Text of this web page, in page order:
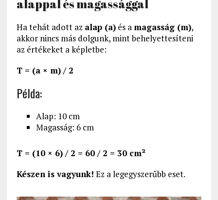
alappal és magassággal
Ha tehát adott az alap (a)és a magasság (m),
akkor nincs más dolgunk, mint behelyettesíteni
az értékeket a képletbe:
T = (a × m) / 2
Példa:
Alap: 10 cm
Magasság: 6 cm
T = (10 × 6) / 2 = 60 / 2 = 30 cm²
Készen is vagyunk! Ez a legegyszerűbb eset.